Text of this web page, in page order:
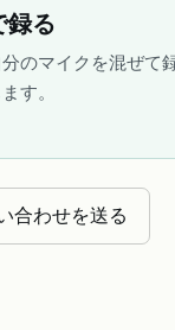
録る
のマイクを混ぜて
す。
合わせを送る